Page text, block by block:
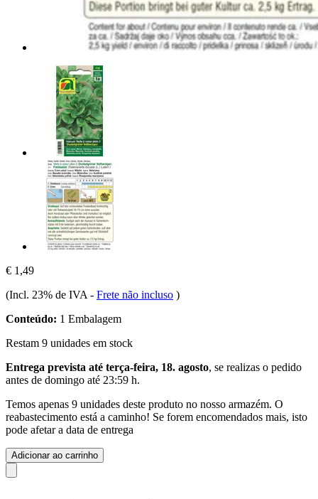
€ 1,49
(Incl. 23% de IVA - Frete não incluso )
Conteúdo: 1 Embalagem
Restam 9 unidades em stock
Entrega prevista até terça-feira, 18. agosto, se realizas o pedido
antes de domingo até 23:59 h.
Temos apenas 9 unidades deste produto no nosso armazém. O
reabastecimento está a caminho! Se forem encomendados mais, isto
pode afetar a data de entrega
Adicionar ao carrinho